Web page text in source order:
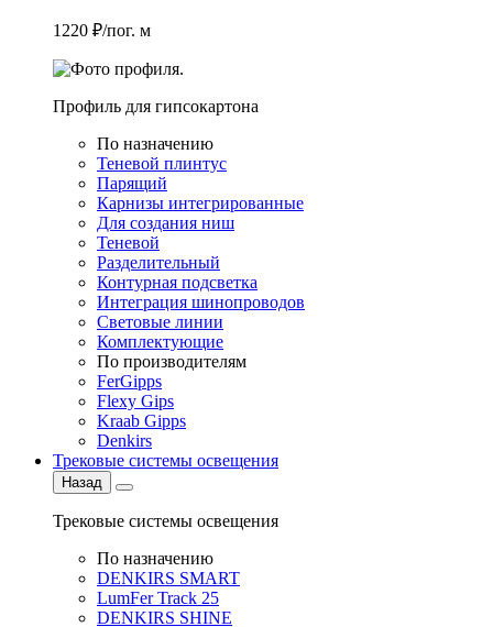
1220 ₽/пог. м
Профиль для гипсокартона
По назначению
Теневой плинтус
Парящий
Карнизы интегрированные
Для создания ниш
Теневой
Разделительный
Контурная подсветка
Интеграция шинопроводов
Световые линии
Комплектующие
По производителям
FerGipps
Flexy Gips
Kraab Gipps
Denkirs
Трековые системы освещения
Назад
Трековые системы освещения
По назначению
DENKIRS SMART
LumFer Track 25
DENKIRS SHINE